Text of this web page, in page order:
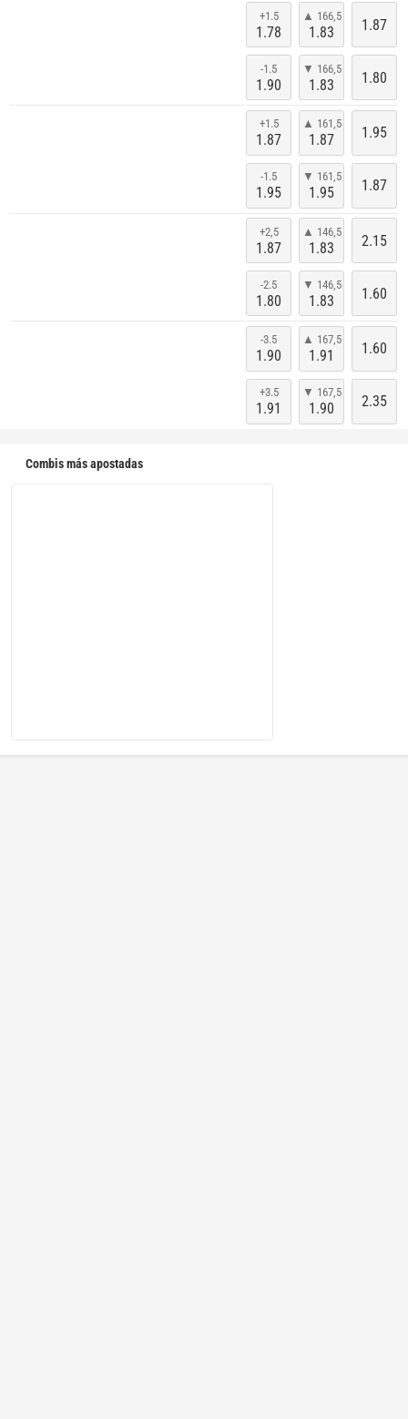
+1.5
1.78
-1.5
1.90
▲ 166,5
1.83
▼ 166,5
1.83
1.87
1.80
+1.5
1.87
-1.5
1.95
▲ 161,5
1.87
▼ 161,5
1.95
1.95
1.87
+2,5
1.87
-2.5
1.80
▲ 146,5
1.83
▼ 146,5
1.83
2.15
1.60
-3.5
1.90
+3.5
1.91
▲ 167,5
1.91
▼ 167,5
1.90
1.60
2.35
Combis más apostadas